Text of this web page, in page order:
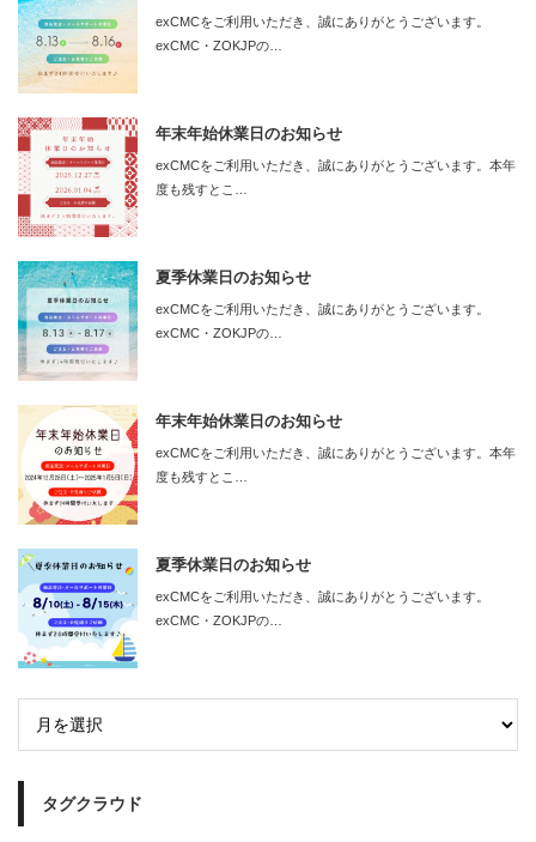
exCMCをご利用いただき、誠にありがとうございます。
exCMC・ZOKJPの…
年末年始休業日のお知らせ
exCMCをご利用いただき、誠にありがとうございます。本年
度も残すとこ…
夏季休業日のお知らせ
exCMCをご利用いただき、誠にありがとうございます。
exCMC・ZOKJPの…
年末年始休業日のお知らせ
exCMCをご利用いただき、誠にありがとうございます。本年
度も残すとこ…
夏季休業日のお知らせ
exCMCをご利用いただき、誠にありがとうございます。
exCMC・ZOKJPの…
タグクラウド